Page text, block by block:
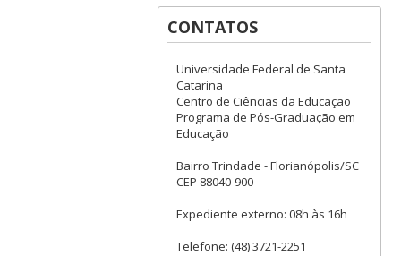
CONTATOS
Universidade Federal de Santa
Catarina
Centro de Ciências da Educação
Programa de Pós-Graduação em
Educação
Bairro Trindade - Florianópolis/SC
CEP 88040-900
Expediente externo: 08h às 16h
Telefone: (48) 3721-2251